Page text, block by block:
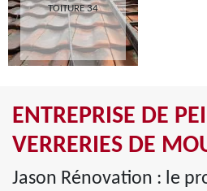
TOITURE 34
ENTREPRISE DE
VERRERIES DE
Jason Rénovation : le